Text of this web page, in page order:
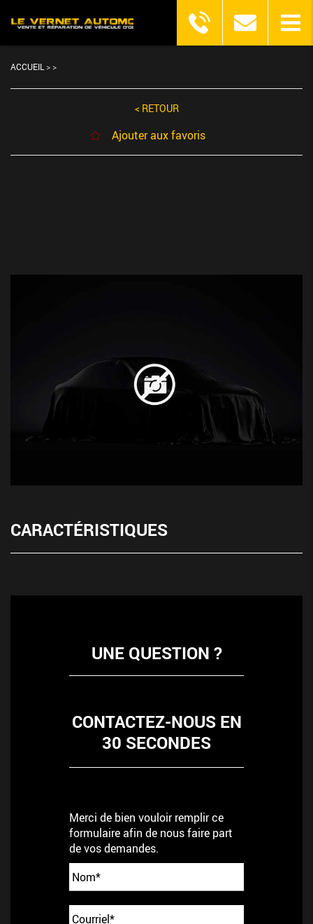
ACCUEIL >>
< RETOUR
Ajouter aux favoris
CARACTÉRISTIQUES
UNE QUESTION ?
CONTACTEZ-NOUS EN
30 SECONDES
Merci de bien vouloir remplir ce
formulaire afin de nous faire part
de vos demandes.